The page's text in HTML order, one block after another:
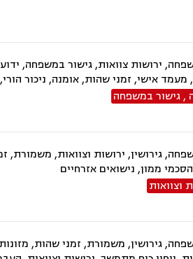
ירושות צוואות, גישור במשפחה,
אישי, זמני שהות, אומנה, ניכור
,גישור במשפחה
גירושין, ירושות וצוואות, משמורת,
ממון, נישואים אזרחיים
וצוואות
גירושין, משמורת, זמני שהות, מזונות